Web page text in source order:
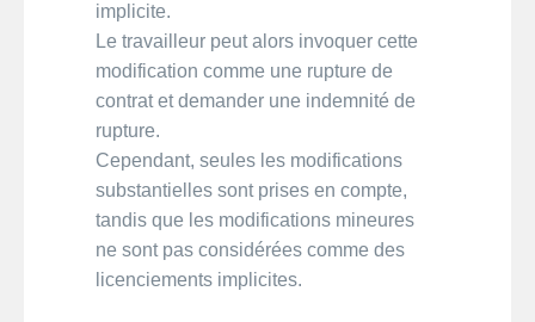
implicite.
Le travailleur peut alors invoquer cette
modification comme une rupture de
contrat et demander une indemnité de
rupture.
Cependant, seules les modifications
substantielles sont prises en compte,
tandis que les modifications mineures
ne sont pas considérées comme des
licenciements implicites.